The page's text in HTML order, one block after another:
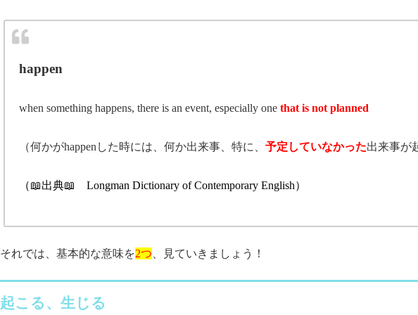
happen
when something happens, there is an event, especially one that is not planned
（何かがhappenした時には、何か出来事、特に、 予定していなかった出来事が
（📖出典📖 Longman Dictionary of Contemporary English）
それでは、基本的な意味を2つ 、見ていきましょう！
起こる、生じる